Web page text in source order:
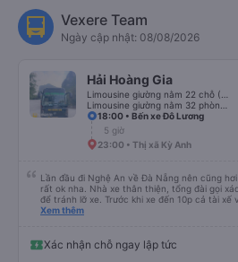
Vexere Team
Ngày cập nhật: 08/08/2026
Hải Hoàng Gia
18:00 • Bến xe Đô Lương
5 giờ
23:00 • Thị xã Kỳ Anh
Lần đầu đi Nghệ An về Đà Nẵng nên cũng
rất ok nha. Nhà xe thân thiện, tổng đài gọi xác nhận và nhắc nhở lịch chạy
để tránh lỡ xe. Trước khi xe đến 10p cả tài xế
tin về biển số xe và số điện thoại tài xế đều
thời gian dự kiến. 10 điểm, lần sau có nhu cầu sẽ chọn nhà xe này để đi Vinh
<-> Đà Nẵng
Xem thêm
Xác nhận chỗ ngay lập tức